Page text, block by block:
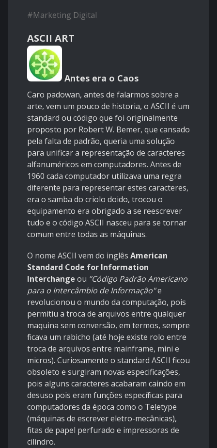
#Marketing Digital
ASCII ART
Antes era o Caos
Caro padowan, antes de falarmos sobre a
arte, vem um pouco de historia, o ASCII é um
standard ou código que foi originalmente
proposto por Robert W. Bemer, que cansado
pela falta de padrão, queria uma solução
para unificar a representação de caracteres
alfanuméricos em computadores. Antes de
1960 cada computador utilizava uma regra
diferente para representar estes caracteres,
era o samba do criolo doido, trocou o
equipamento era obrigado a se reescrever
tudo e o código ASCII nasceu para se tornar
comum entre todas as máquinas.
O nome ASCII vem do inglês American
Standard Code for Information
Interchange ou ”Código Padrão Americano
para o Intercâmbio de Informação"e
revolucionou o mundo da computação, pois
permitiu a troca de arquivos entre qualquer
maquina sem conversão, em termos, sempre
ficava um rabicho (até hoje existe rolo entre
troca de arquivos entre mainframe, mini e
micros). Curiosamente o standard ASCII ficou
obsoleto e surgiram novas especificações,
pois alguns caracteres acabaram caindo em
desuso pois eram funções específicas para
computadores da época como o Teletype
(máquinas de escrever eletro-mecânicas),
fitas de papel perfurado e impressoras de
cilindro.